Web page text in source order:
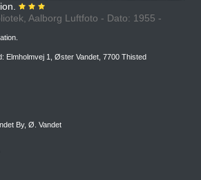
Aalborg Luftfoto - Dato: 1955 -
Elmholmvej 1, Øster Vandet, 7700 Thisted
By, Ø. Vandet